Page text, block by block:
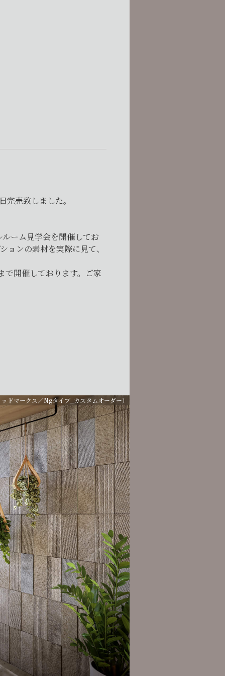
売致しました。
ーム見学会を開催してお
ンの素材を実際に見て、
で開催しております。ご家
ドマークス／Ngタイプ_カスタムオーダー）